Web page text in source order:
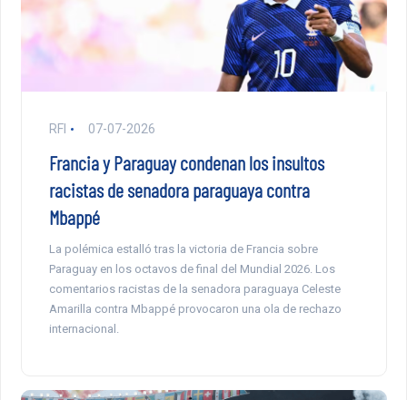
RFI 07-07-2026
Francia y Paraguay condenan los insultos
racistas de senadora paraguaya contra
Mbappé
La polémica estalló tras la victoria de Francia sobre
Paraguay en los octavos de final del Mundial 2026. Los
comentarios racistas de la senadora paraguaya Celeste
Amarilla contra Mbappé provocaron una ola de rechazo
internacional.